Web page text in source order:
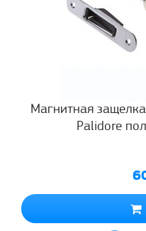
Магнитная
Palidore